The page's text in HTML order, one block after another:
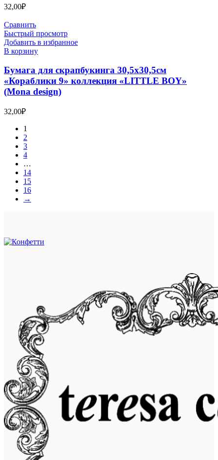
32,00₽
Сравнить
Быстрый просмотр
Добавить в избранное
В корзину
Бумага для скрапбукинга 30,5х30,5см
«Кораблики 9» коллекция «LITTLE BOY»
(Mona design)
32,00₽
1
2
3
4
…
14
15
16
→